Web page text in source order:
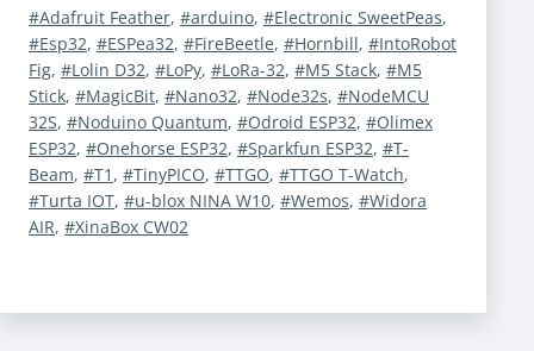
Étiqueté
Adafruit Feather, arduino, Electronic SweetPeas,
Esp32, ESPea32, FireBeetle, Hornbill,
IntoRobot
Fig, Lolin D32, LoPy, LoRa-32, M5 Stack,
M5
Stick, MagicBit, Nano32, Node32s,
NodeMCU
32S, Noduino Quantum, Odroid ESP32,
Olimex
ESP32, Onehorse ESP32, Sparkfun ESP32,
T-
Beam, T1 , TinyPICO, TTGO, TTGO T-Watch,
Turta IOT, u-blox NINA W10, Wemos,
Widora
AIR, XinaBox CW02